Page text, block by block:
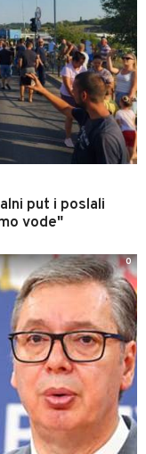
put i poslali
vode"
0